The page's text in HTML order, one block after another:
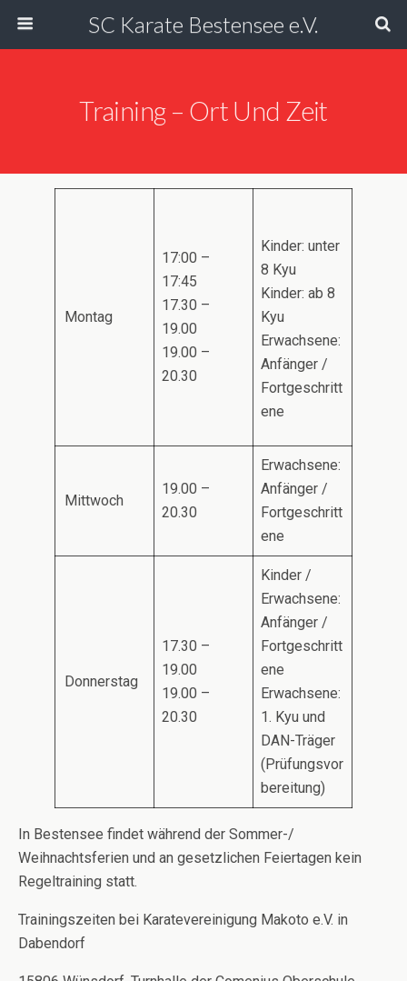
SC Karate Bestensee e.V.
Training – Ort Und Zeit
Montag
17:00 –
17:45
17.30 –
19.00
19.00 –
20.30
Kinder: unter
8 Kyu
Kinder: ab 8
Kyu
Erwachsene:
Anfänger /
Fortgeschritt
ene
Mittwoch
19.00 –
20.30
Erwachsene:
Anfänger /
Fortgeschritt
ene
Donnerstag
17.30 –
19.00
19.00 –
20.30
Kinder /
Erwachsene:
Anfänger /
Fortgeschritt
ene
Erwachsene:
1. Kyu und
DAN-Träger
(Prüfungsvor
bereitung)
In Bestensee findet während der Sommer-/
Weihnachtsferien und an gesetzlichen Feiertagen kein
Regeltraining statt.
Trainingszeiten bei Karatevereinigung Makoto e.V. in
Dabendorf